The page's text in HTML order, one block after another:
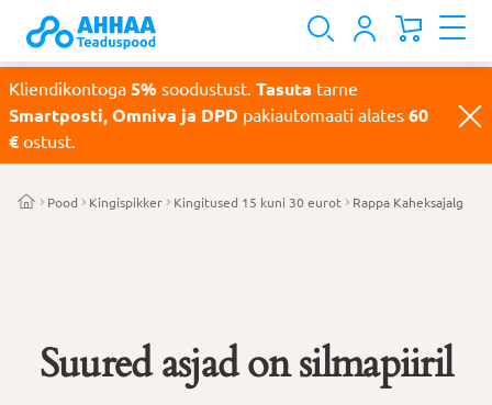
Kliendikontoga 5% soodustust. Tasuta tarne
Smartposti, Omniva ja DPD pakiautomaati alates 60
€ ostust.
Pood Kingispikker Kingitused 15 kuni 30 eurot Rappa Kaheksajalg
Suured asjad on silmapiiril